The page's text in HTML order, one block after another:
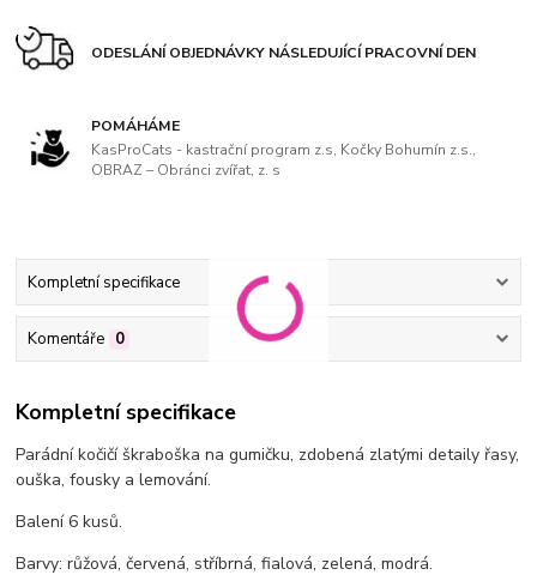
ODESLÁNÍ OBJEDNÁVKY NÁSLEDUJÍCÍ PRACOVNÍ DEN
POMÁHÁME
KasProCats - kastrační program z.s, Kočky Bohumín z.s.,
OBRAZ – Obránci zvířat, z. s
Kompletní specifikace
Komentáře 0
Kompletní specifikace
Parádní kočičí škraboška na gumičku, zdobená zlatými detaily řasy,
ouška, fousky a lemování.
Balení 6 kusů.
Barvy: růžová, červená, stříbrná, fialová, zelená, modrá.